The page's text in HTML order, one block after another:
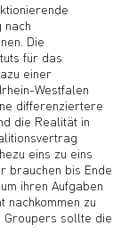
nach
Die
für das
einer
Westfalen
differenziertere
die Realität in
eins zu eins
brauchen bis Ende
ihren Aufgaben
nachkommen zu
Groupers sollte die